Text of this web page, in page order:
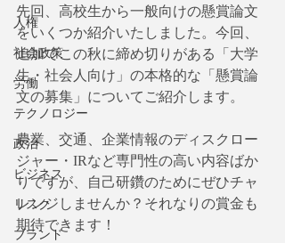
人権
社会政策
労働
テクノロジー
政治
ビジネス
リスク
ブランド
先回、高校生から一般向けの懸賞論文
をいくつか紹介いたしました。今回、
追加でこの秋に締め切りがある「大学
生・社会人向け」の本格的な「懸賞論
文の募集」についてご紹介します。
農業、交通、企業情報のディスクロー
ジャー・IRなど専門性の高い内容ばか
りですが、自己研鑽のためにぜひチャ
レンジしませんか？それなりの賞金も
期待できます！